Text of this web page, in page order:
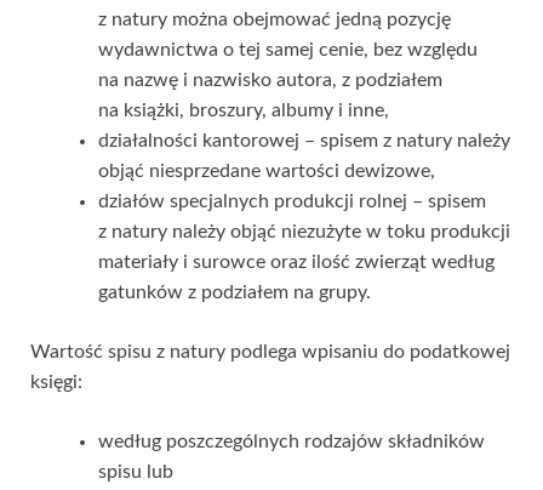
z natury można obejmować jedną pozycję
wydawnictwa o tej samej cenie, bez względu
na nazwę i nazwisko autora, z podziałem
na książki, broszury, albumy i inne,
działalności kantorowej – spisem z natury należy
objąć niesprzedane wartości dewizowe,
działów specjalnych produkcji rolnej – spisem
z natury należy objąć niezużyte w toku produkcji
materiały i surowce oraz ilość zwierząt według
gatunków z podziałem na grupy.
Wartość spisu z natury podlega wpisaniu do podatkowej
księgi:
według poszczególnych rodzajów składników
spisu lub